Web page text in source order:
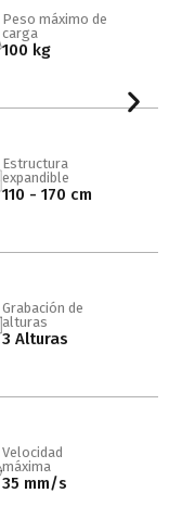
Peso máximo de
carga
100 kg
Estructura
expandible
110 - 170 cm
Grabación de
alturas
3 Alturas
Velocidad
máxima
35 mm/s